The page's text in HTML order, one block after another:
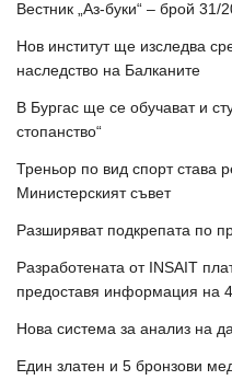
Вестник „Аз-буки“ – брой 31/
Нов институт ще изследва
наследство на Балканите
В Бургас ще се обучават и
стопанство“
Треньор по вид спорт става
Министерският съвет
Разширяват подкрепата по
Разработената от INSAIT
предоставя информация на
Нова система за анализ на
Един златен и 5 бронзови